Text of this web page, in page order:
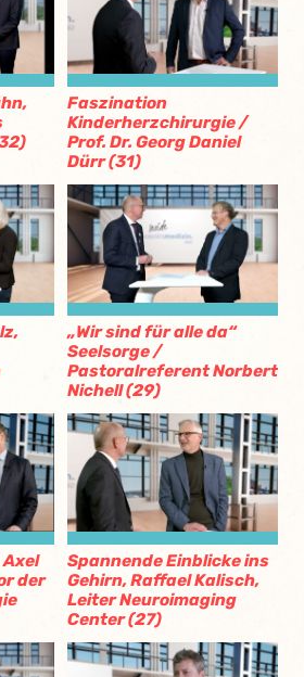
Faszination
Kinderherzchirurgie /
Prof. Dr. Georg Daniel
Dürr (31)
„Wir sind für alle da“
Seelsorge /
Pastoralreferent Norbert
Nichell (29)
Axel
der
Spannende Einblicke ins
Gehirn, Raffael Kalisch,
Leiter Neuroimaging
Center (27)